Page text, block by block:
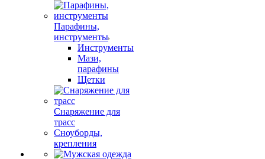
Парафины,
инструменты
Инструменты
Мази,
парафины
Щетки
Снаряжение для
трасс
Сноуборды,
крепления